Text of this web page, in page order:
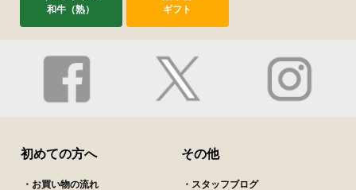
和牛（熟）
ギフト
初めての方へ
・お買い物の流れ
その他
・スタッフブログ